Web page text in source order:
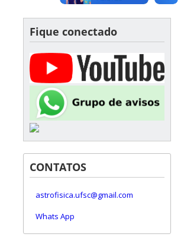
Fique conectado
CONTATOS
astrofisica.ufsc@gmail.com
Whats App